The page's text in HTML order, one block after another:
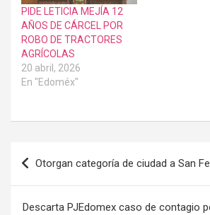
PIDE LETICIA MEJÍA 12
AÑOS DE CÁRCEL POR
ROBO DE TRACTORES
AGRÍCOLAS
20 abril, 2026
En "Edoméx"
Navegación
de
entradas
Otorgan categoría de ciudad a San
Descarta PJEdomex caso de contagio